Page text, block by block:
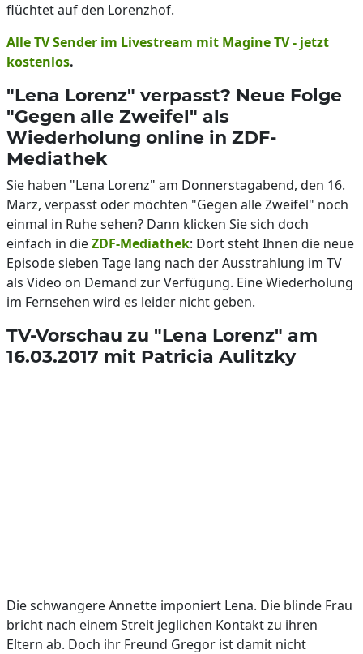
flüchtet auf den Lorenzhof.
Alle TV Sender im Livestream mit Magine TV - jetzt
kostenlos.
"Lena Lorenz" verpasst? Neue Folge
"Gegen alle Zweifel" als
Wiederholung online in ZDF-
Mediathek
Sie haben "Lena Lorenz" am Donnerstagabend, den 16.
März, verpasst oder möchten "Gegen alle Zweifel" noch
einmal in Ruhe sehen? Dann klicken Sie sich doch
einfach in dieZDF-Mediathek: Dort steht Ihnen die neue
Episode sieben Tage lang nach der Ausstrahlung im TV
als Video on Demand zur Verfügung. Eine Wiederholung
im Fernsehen wird es leider nicht geben.
TV-Vorschau zu "Lena Lorenz" am
16.03.2017 mit Patricia Aulitzky
Die schwangere Annette imponiert Lena. Die blinde Frau
bricht nach einem Streit jeglichen Kontakt zu ihren
Eltern ab. Doch ihr Freund Gregor ist damit nicht